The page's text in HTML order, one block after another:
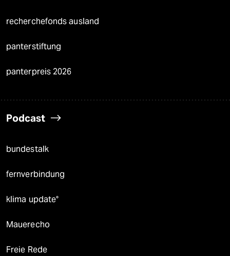
recherchefonds ausland
panterstiftung
panterpreis 2026
Podcast
bundestalk
fernverbindung
klima update°
Mauerecho
Freie Rede